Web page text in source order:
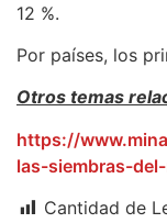
12 %.
Por países, los
Otros temas
https://
las-siembras-
Cantidad de